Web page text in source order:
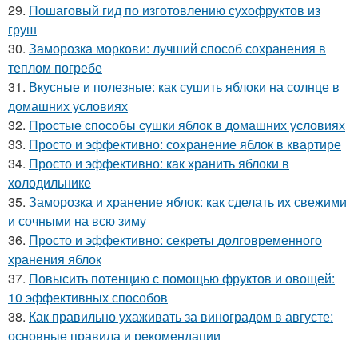
29. Пошаговый гид по изготовлению сухофруктов из
груш
30. Заморозка моркови: лучший способ сохранения в
теплом погребе
31. Вкусные и полезные: как сушить яблоки на солнце в
домашних условиях
32. Простые способы сушки яблок в домашних условиях
33. Просто и эффективно: сохранение яблок в квартире
34. Просто и эффективно: как хранить яблоки в
холодильнике
35. Заморозка и хранение яблок: как сделать их свежими
и сочными на всю зиму
36. Просто и эффективно: секреты долговременного
хранения яблок
37. Повысить потенцию с помощью фруктов и овощей:
10 эффективных способов
38. Как правильно ухаживать за виноградом в августе:
основные правила и рекомендации